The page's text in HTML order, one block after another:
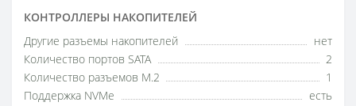
КОНТРОЛЛЕРЫ НАКОПИТЕЛЕЙ
Другие разъемы накопителей
нет
Количество портов SATA
2
Количество разъемов M.2
1
Поддержка NVMe
есть